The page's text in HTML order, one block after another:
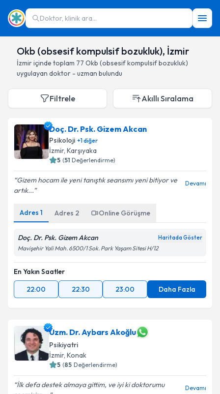
Doktor, klinik ara...
Okb (obsesif kompulsif bozukluk), İzmir
İzmiriçinde toplam 77 Okb (obsesif kompulsif bozukluk)
uygulayan doktor - uzman bulundu
Filtrele Akıllı Sıralama
Doç. Dr. Psk. Gizem Akcan
Psikoloji +1diğer
İzmir, Karşıyaka
5 (51 Değerlendirme)
Gizem hocam ile yeni tanıştık seansımı yeni bitiyor ve
artık...
Devamı
Adres 1 Adres 2 Online Görüşme
Doç. Dr. Psk. Gizem Akcan Haritada Göster
Mavişehir Yali Mah. 6500/1 Sok. Park Yaşam Sitesi H/12
En Yakın Saatler
22:00
22:30 23:00 Daha Fazla
Uzm. Dr. Aybars Akoğlu
Psikiyatri
İzmir, Konak
5 (85 Değerlendirme)
İlk defa destek almaya gittim, ve iyi ki doktorumu
Devamı